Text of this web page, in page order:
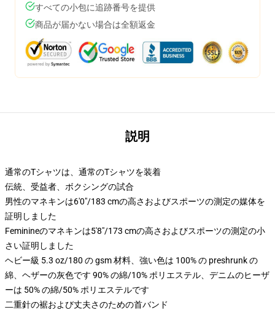
すべての小包に追跡番号を提供
商品が届かない場合は全額返金
説明
通常のTシャツは、通常のTシャツを装着
伝統、受益者、ボクシングの試合
男性のマネキンは6'0"/183 cmの高さおよびスポーツの測定の媒体を
証明しました
Feminineのマネキンは5'8"/173 cmの高さおよびスポーツの測定の小
さい証明しました
ヘビー級 5.3 oz/180 の gsm 材料、強い色は 100% の preshrunk の
綿、ヘザーの灰色です 90% の綿/10% ポリエステル、デニムのヒーザ
ーは 50% の綿/50% ポリエステルです
二重針の裾および丈夫さのための首バンド